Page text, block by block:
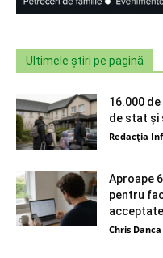
Ultimele știri pe pagină
16.000
de stat și
Redacția
Aproape
pentru
Chris Danca